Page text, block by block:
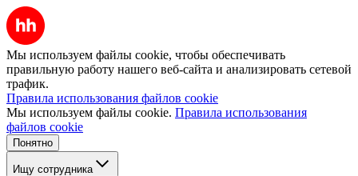
Мы используем файлы cookie, чтобы обеспечивать
правильную работу нашего веб-сайта и анализировать сетевой
трафик.
Правила использования файлов cookie
Мы используем файлы cookie. Правила использования
файлов cookie
Понятно
Ищу сотрудника